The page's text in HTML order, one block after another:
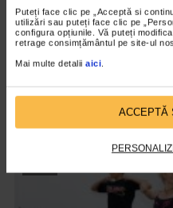
Puteți face clic pe „Acceptă si
utilizări sau puteți face clic pe
configura opțiunile. Vă puteți
retrage consimțământul pe site-ul
Mai multe detalii aici
ACCEPTĂ
Wellfit 2010